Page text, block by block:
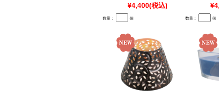
¥4,400(税込)
数量： 個 数量： 個